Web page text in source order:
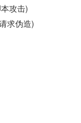
攻击)
求伪造)